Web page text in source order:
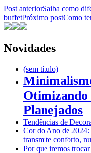
Post anteriorSaiba como
buffetPróximo postComo
Novidades
(sem título)
Otimizando
Planejados
Tendências de
Cor do Ano de 2024:
transmite conforto,
Por que iremos